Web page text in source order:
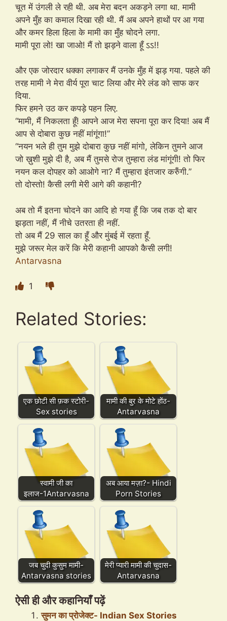
चूत में उंगली ले रही थी. अब मेरा बदन अकड़ने लगा था. मामी
अपने मुँह का कमाल दिखा रही थी. मैं अब अपने हाथों पर आ गया
और कमर हिला हिला के मामी का मुँह चोदने लगा.
मामी पूरा लो! खा जाओ! मैं तो झड़ने वाला हूँ ऽऽ!!
और एक जोरदार धक्का लगाकर मैं उनके मुँह में झड़ गया. पहले की
तरह मामी ने मेरा वीर्य पूरा चाट लिया और मेरे लंड को साफ कर
दिया.
फिर हमने उठ कर कपड़े पहन लिए.
“मामी, मैं निकलता हूँ! आपने आज मेरा सपना पूरा कर दिया! अब मैं
आप से दोबारा कुछ नहीं मांगूंगा!”
“नयन भले ही तुम मुझे दोबारा कुछ नहीं मांगो, लेकिन तुमने आज
जो ख़ुशी मुझे दी है, अब मैं तुमसे रोज तुम्हारा लंड मांगूंगी! तो फिर
नयन कल दोपहर को आओगे ना? मैं तुम्हारा इंतजार करुँगी.”
तो दोस्तो! कैसी लगी मेरी आगे की कहानी?
अब तो मैं इतना चोदने का आदि हो गया हूँ कि जब तक दो बार
झड़ता नहीं, मैं नीचे उतरता ही नहीं.
तो अब मैं 29 साल का हूँ और मुंबई में रहता हूँ.
मुझे जरूर मेल करें कि मेरी कहानी आपको कैसी लगी!
Antarvasna
1
Related Stories:
एक छोटी सी फ़क स्टोरी-
Sex stories
मामी की बुर के मोटे होंठ-
Antarvasna
स्वामी जी का
इलाज-1Antarvasna
अब आया मज़ा?- Hindi
Porn Stories
जब चुदी कुसुम मामी-
Antarvasna stories
मेरी प्यारी मामी की चुदास-
Antarvasna
ऐसी ही और कहानियाँ पढ़ें
सुमन का प्रोजेक्ट- Indian Sex Stories